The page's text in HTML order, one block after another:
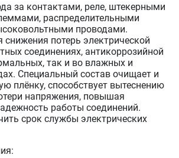
за контактами, реле, штекерными
распределительными
проводами.
снижения потерь электрической
соединениях, антикоррозийной
так и во влажных и
Специальный состав очищает и
плёнку, способствует вытеснению
напряжения, повышая
работы соединений.
срок службы электрических